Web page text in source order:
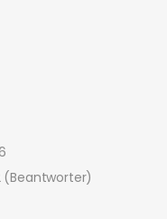
(Beantworter)